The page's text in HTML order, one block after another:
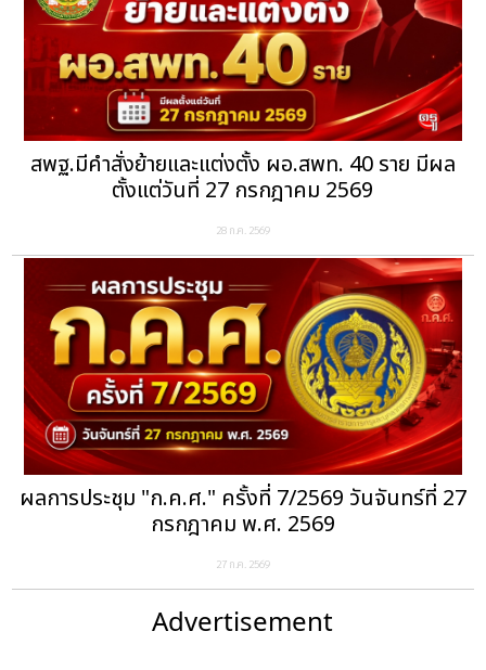
สพฐ.มีคำสั่งย้ายและแต่งตั้ง ผอ.สพท. 40 ราย มีผล
ตั้งแต่วันที่ 27 กรกฎาคม 2569
28 ก.ค. 2569
ผลการประชุม "ก.ค.ศ." ครั้งที่ 7/2569 วันจันทร์ที่ 27
กรกฎาคม พ.ศ. 2569
27 ก.ค. 2569
Advertisement